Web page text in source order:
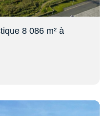
8 086 m² à